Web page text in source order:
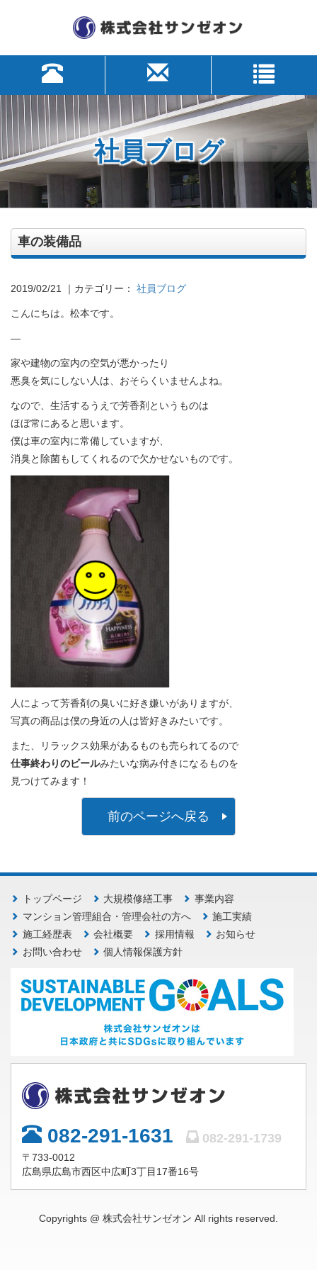
社員ブログ
車の装備品
2019/02/21 ｜カテゴリー： 社員ブログ
こんにちは。松本です。
—
家や建物の室内の空気が悪かったり
悪臭を気にしない人は、おそらくいませんよね。
なので、生活するうえで芳香剤というものは
ほぼ常にあると思います。
僕は車の室内に常備していますが、
消臭と除菌もしてくれるので欠かせないものです。
人によって芳香剤の臭いに好き嫌いがありますが、
写真の商品は僕の身近の人は皆好きみたいです。
また、リラックス効果があるものも売られてるので
仕事終わりのビールみたいな病み付きになるものを
見つけてみます！
前のページへ戻る
トップページ 大規模修繕工事
事業内容
マンション管理組合・管理会社の方へ
施工実績
施工経歴表
会社概要 採用情報
お知らせ
お問い合わせ
個人情報保護方針
082-291-1631 082-291-1739
〒733-0012
広島県広島市西区中広町3丁目17番16号
Copyrights @ 株式会社サンゼオン All rights reserved.